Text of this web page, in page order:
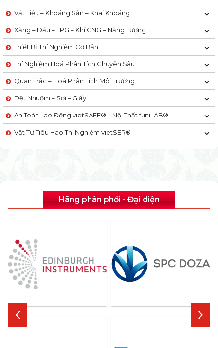
Vật Liệu – Khoáng Sản – Khai Khoáng
Xăng – Dầu – LPG – Khí CNG – Năng Lượng…
Thiết Bị Thí Nghiệm Cơ Bản
Thí Nghiệm Hoá Phân Tích Chuyên Sâu
Quan Trắc – Hoá Phân Tích Môi Trường
Dệt Nhuộm – Sợi – Giấy
An Toàn Lao Động vietSAFE® – Nội Thất funiLAB®
Vật Tư Tiêu Hao Thí Nghiệm vietSER®
Hãng phân phối - Đại diện